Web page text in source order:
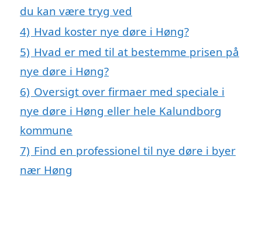
du kan være tryg ved
4) Hvad koster nye døre i Høng?
5) Hvad er med til at bestemme prisen på
nye døre i Høng?
6) Oversigt over firmaer med speciale i
nye døre i Høng eller hele Kalundborg
kommune
7) Find en professionel til nye døre i byer
nær Høng